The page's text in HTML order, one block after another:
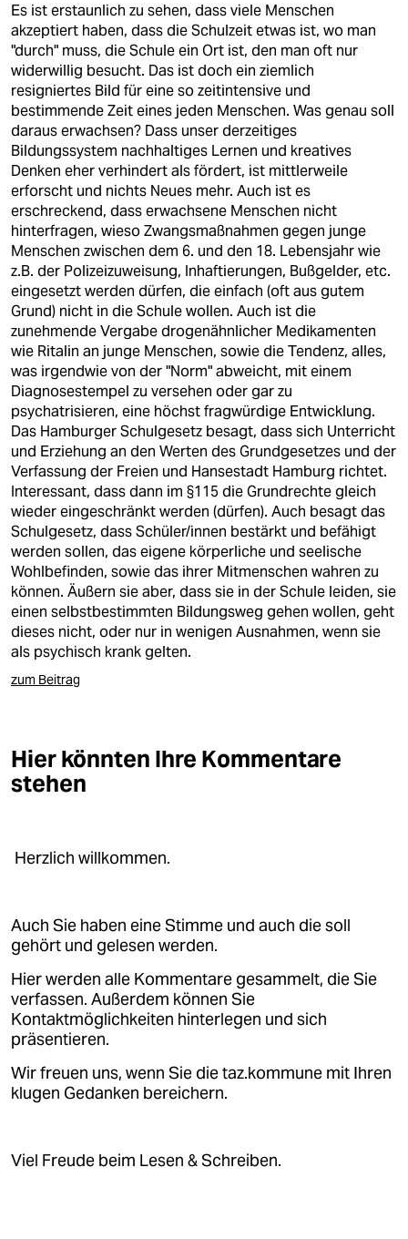
Es ist erstaunlich zu sehen, dass viele Menschen
akzeptiert haben, dass die Schulzeit etwas ist, wo man
"durch" muss, die Schule ein Ort ist, den man oft nur
widerwillig besucht. Das ist doch ein ziemlich
resigniertes Bild für eine so zeitintensive und
bestimmende Zeit eines jeden Menschen. Was genau soll
daraus erwachsen? Dass unser derzeitiges
Bildungssystem nachhaltiges Lernen und kreatives
Denken eher verhindert als fördert, ist mittlerweile
erforscht und nichts Neues mehr. Auch ist es
erschreckend, dass erwachsene Menschen nicht
hinterfragen, wieso Zwangsmaßnahmen gegen junge
Menschen zwischen dem 6. und den 18. Lebensjahr wie
z.B. der Polizeizuweisung, Inhaftierungen, Bußgelder, etc.
eingesetzt werden dürfen, die einfach (oft aus gutem
Grund) nicht in die Schule wollen. Auch ist die
zunehmende Vergabe drogenähnlicher Medikamenten
wie Ritalin an junge Menschen, sowie die Tendenz, alles,
was irgendwie von der "Norm" abweicht, mit einem
Diagnosestempel zu versehen oder gar zu
psychatrisieren, eine höchst fragwürdige Entwicklung.
Das Hamburger Schulgesetz besagt, dass sich Unterricht
und Erziehung an den Werten des Grundgesetzes und der
Verfassung der Freien und Hansestadt Hamburg richtet.
Interessant, dass dann im §115 die Grundrechte gleich
wieder eingeschränkt werden (dürfen). Auch besagt das
Schulgesetz, dass Schüler/innen bestärkt und befähigt
werden sollen, das eigene körperliche und seelische
Wohlbefinden, sowie das ihrer Mitmenschen wahren zu
können. Äußern sie aber, dass sie in der Schule leiden, sie
einen selbstbestimmten Bildungsweg gehen wollen, geht
dieses nicht, oder nur in wenigen Ausnahmen, wenn sie
als psychisch krank gelten.
zum Beitrag
Hier könnten Ihre Kommentare
stehen
Herzlich willkommen.
Auch Sie haben eine Stimme und auch die soll
gehört und gelesen werden.
Hier werden alle Kommentare gesammelt, die Sie
verfassen. Außerdem können Sie
Kontaktmöglichkeiten hinterlegen und sich
präsentieren.
Wir freuen uns, wenn Sie die taz.kommune mit Ihren
klugen Gedanken bereichern.
Viel Freude beim Lesen & Schreiben.